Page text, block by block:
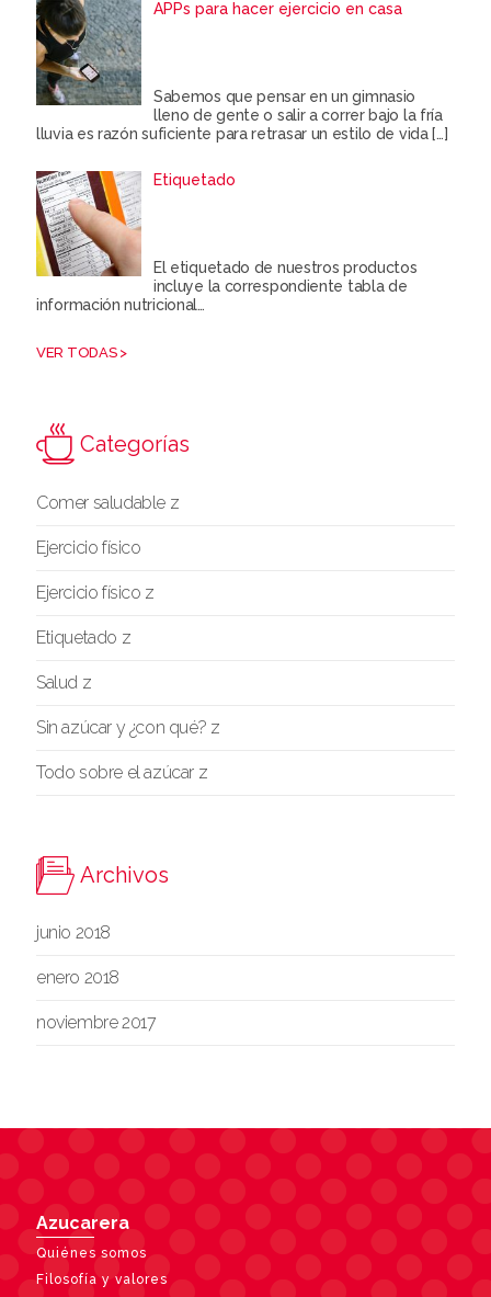
APPs para hacer ejercicio en casa
Sabemos que pensar en un gimnasio
lleno de gente o salir a correr bajo la fría
lluvia es razón suficiente para retrasar un estilo de vida[…]
Etiquetado
El etiquetado de nuestros productos
incluye la correspondiente tabla de
información nutricional…
VER TODAS >
Categorías
Comer saludable z
Ejercicio físico
Ejercicio físico z
Etiquetado z
Salud z
Sin azúcar y ¿con qué? z
Todo sobre el azúcar z
Archivos
junio 2018
enero 2018
noviembre 2017
Azucarera
Quiénes somos
Filosofía y valores